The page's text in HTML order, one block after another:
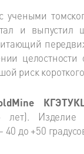
учеными
и выпустил
риск
Изделие
40 до +50